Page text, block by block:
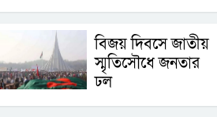
বিজয় দিবসে জাতীয়
স্মৃতিসৌধে জনতার
ঢল